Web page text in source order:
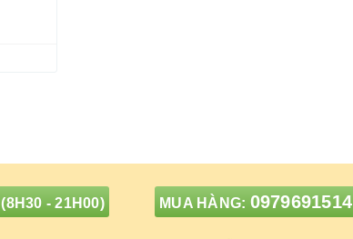
(8H30 - 21H00) MUA HÀNG: 0979691514